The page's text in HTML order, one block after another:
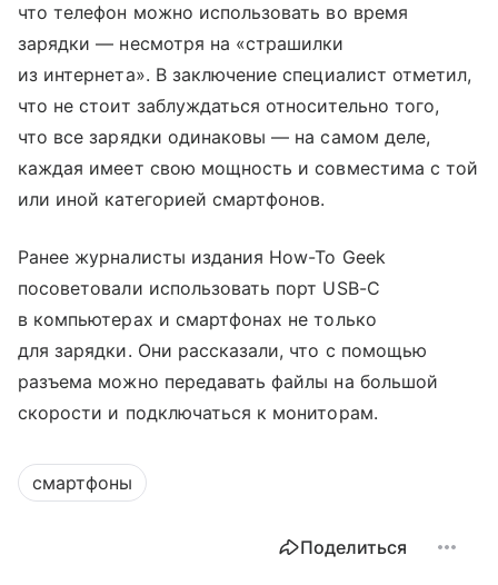
что телефон можно использовать во время
зарядки — несмотря на «страшилки
из интернета». В заключение специалист отметил,
что не стоит заблуждаться относительно того,
что все зарядки одинаковы — на самом деле,
каждая имеет свою мощность и совместима с той
или иной категорией смартфонов.
Ранее журналисты издания How-To Geek
посоветовали использовать порт USB-C
в компьютерах и смартфонах не только
для зарядки. Они рассказали, что с помощью
разъема можно передавать файлы на большой
скорости и подключаться к мониторам.
смартфоны
Поделиться